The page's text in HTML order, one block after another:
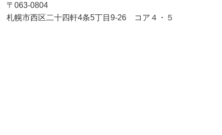
〒063-0804
札幌市西区二十四軒4条5丁目9-26 コア４・５